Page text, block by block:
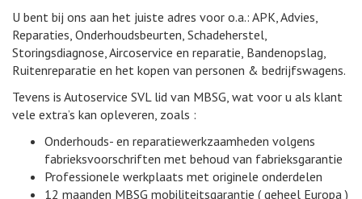
U bent bij ons aan het juiste adres voor o.a.: APK, Advies,
Reparaties, Onderhoudsbeurten, Schadeherstel,
Storingsdiagnose, Aircoservice en reparatie, Bandenopslag,
Ruitenreparatie en het kopen van personen & bedrijfswagens.
Tevens is Autoservice SVL lid van MBSG, wat voor u als klant
vele extra’s kan opleveren, zoals :
Onderhouds- en reparatiewerkzaamheden volgens
fabrieksvoorschriften met behoud van fabrieksgarantie
Professionele werkplaats met originele onderdelen
12 maanden MBSG mobiliteitsgarantie ( geheel Europa )